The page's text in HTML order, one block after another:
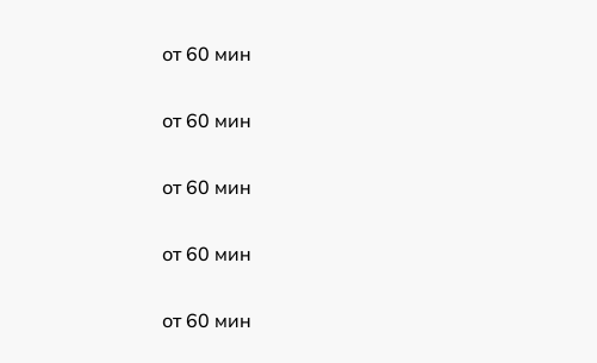
от 60 мин
от 60 мин
от 60 мин
от 60 мин
от 60 мин